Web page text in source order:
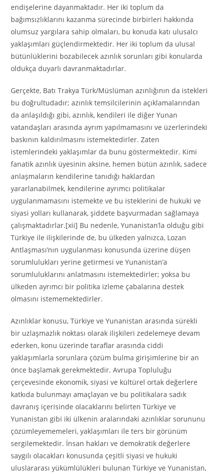
endişelerine dayanmaktadır. Her iki toplum da
bağımsızlıklarını kazanma sürecinde birbirleri hakkında
olumsuz yargılara sahip olmaları, bu konuda katı ulusalcı
yaklaşımları güçlendirmektedir. Her iki toplum da ulusal
bütünlüklerini bozabilecek azınlık sorunları gibi konularda
oldukça duyarlı davranmaktadırlar.
Gerçekte, Batı Trakya Türk/Müslüman azınlığının da istekleri
bu doğrultudadır; azınlık temsilcilerinin açıklamalarından
da anlaşıldığı gibi, azınlık, kendileri ile diğer Yunan
vatandaşları arasında ayrım yapılmamasını ve üzerlerindeki
baskının kaldırılmasını istemektedirler. Zaten
istemlerindeki yaklaşımlar da bunu göstermektedir. Kimi
fanatik azınlık üyesinin aksine, hemen bütün azınlık, sadece
anlaşmaların kendilerine tanıdığı haklardan
yararlanabilmek, kendilerine ayrımcı politikalar
uygulanmamasını istemekte ve bu isteklerini de hukuki ve
siyasi yolları kullanarak, şiddete başvurmadan sağlamaya
çalışmaktadırlar.[xii] Bu nedenle, Yunanistan’la olduğu gibi
Türkiye ile ilişkilerinde de, bu ülkeden yalnızca, Lozan
Antlaşması’nın uygulanması konusunda üzerine düşen
sorumlulukları yerine getirmesi ve Yunanistan’a
sorumluluklarını anlatmasını istemektedirler; yoksa bu
ülkeden ayrımcı bir politika izleme çabalarına destek
olmasını istememektedirler.
Azınlıklar konusu, Türkiye ve Yunanistan arasında sürekli
bir uzlaşmazlık noktası olarak ilişkileri zedelemeye devam
ederken, konu üzerinde taraflar arasında ciddi
yaklaşımlarla sorunlara çözüm bulma girişimlerine bir an
önce başlamak gerekmektedir. Avrupa Topluluğu
çerçevesinde ekonomik, siyasi ve kültürel ortak değerlere
katkıda bulunmayı amaçlayan ve bu politikalara sadık
davranış içerisinde olacaklarını belirten Türkiye ve
Yunanistan gibi iki ülkenin aralarındaki azınlıklar sorununu
çözümleyememeleri, yaklaşımları ile ters bir görünüm
sergilemektedir. İnsan hakları ve demokratik değerlere
saygılı olacakları konusunda çeşitli siyasi ve hukuki
uluslararası yükümlülükleri bulunan Türkiye ve Yunanistan,